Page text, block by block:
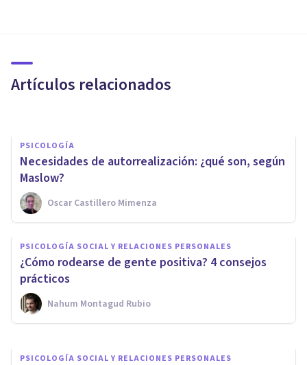
Artículos relacionados
feliz?
PSICOLOGÍA
Necesidades de autorrealización: ¿qué son, según
Maslow?
Oscar Castillero Mimenza
PSICOLOGÍA SOCIAL Y RELACIONES PERSONALES
¿Cómo rodearse de gente positiva? 4 consejos
prácticos
Nahum Montagud Rubio
PSICOLOGÍA SOCIAL Y RELACIONES PERSONALES
Superar la dependencia
emocional: 10 consejos para
lograrlo
Desirée Infante Caballero
PSICOLOGÍA SOCIAL Y RELACIONES PERSONALES